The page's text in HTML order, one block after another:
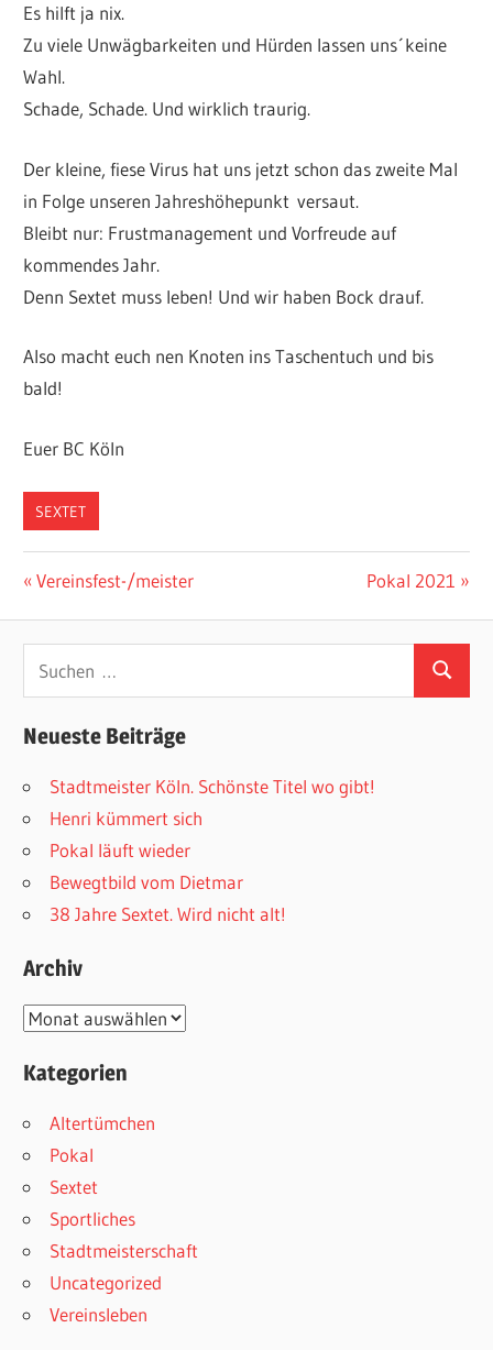
Es hilft ja nix.
Zu viele Unwägbarkeiten und Hürden lassen uns´keine
Wahl.
Schade, Schade. Und wirklich traurig.
Der kleine, fiese Virus hat uns jetzt schon das zweite Mal
in Folge unseren Jahreshöhepunkt versaut.
Bleibt nur: Frustmanagement und Vorfreude auf
kommendes Jahr.
Denn Sextet muss leben! Und wir haben Bock drauf.
Also macht euch nen Knoten ins Taschentuch und bis
bald!
Euer BC Köln
SEXTET
Beitragsnavigation
Vorheriger
Vereinsfest-/meister
Nächster
Pokal 2021
Suchen
Neueste Beiträge
Stadtmeister Köln. Schönste Titel wo gibt!
Henri kümmert sich
Pokal läuft wieder
Bewegtbild vom Dietmar
38 Jahre Sextet. Wird nicht alt!
Archiv
Archiv
Kategorien
Altertümchen
Pokal
Sextet
Sportliches
Stadtmeisterschaft
Uncategorized
Vereinsleben